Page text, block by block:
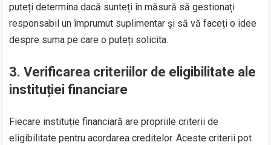
puteți determina dacă sunteți în măsură să gestionați
responsabil un împrumut suplimentar și să vă faceți o idee
despre suma pe care o puteți solicita.
3. Verificarea criteriilor de eligibilitate ale
instituției financiare
Fiecare instituție financiară are propriile criterii de
eligibilitate pentru acordarea creditelor. Aceste criterii pot